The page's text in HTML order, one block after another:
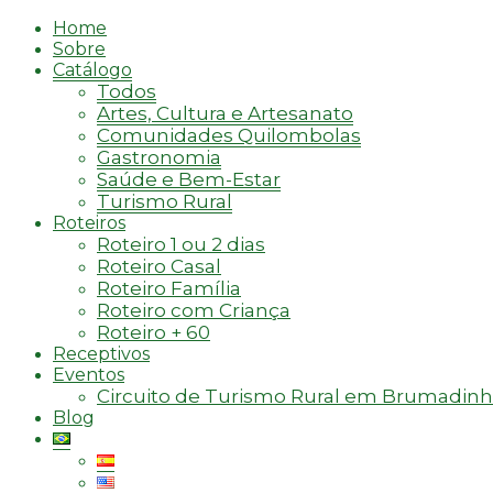
Home
Sobre
Catálogo
Todos
Artes, Cultura e Artesanato
Comunidades Quilombolas
Gastronomia
Saúde e Bem-Estar
Turismo Rural
Roteiros
Roteiro 1 ou 2 dias
Roteiro Casal
Roteiro Família
Roteiro com Criança
Roteiro + 60
Receptivos
Eventos
Circuito de Turismo Rural em
Blog